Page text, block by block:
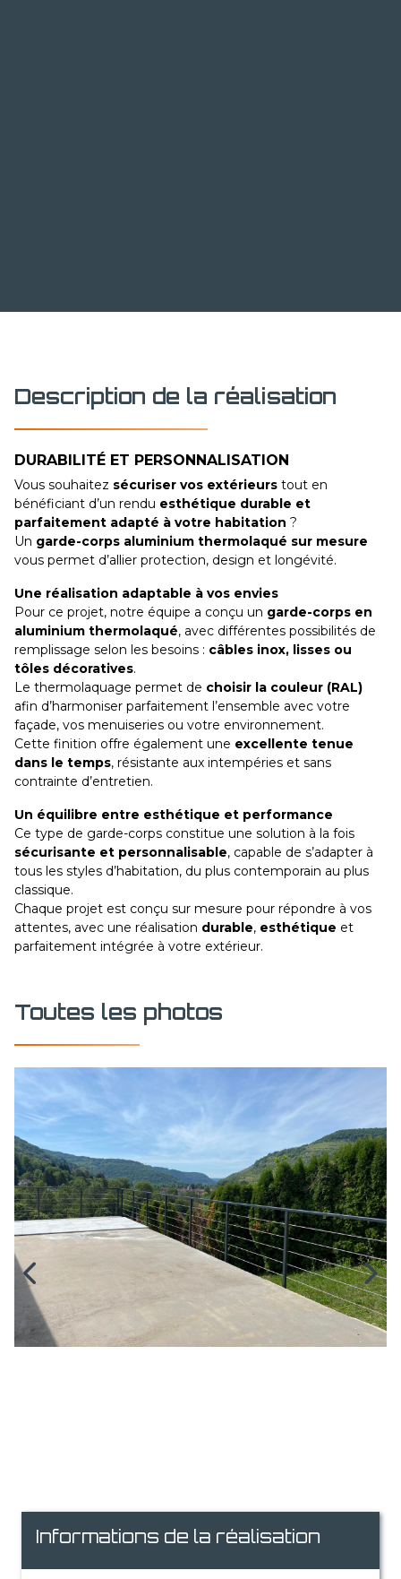
Description de la réalisation
DURABILITÉ ET PERSONNALISATION
Vous souhaitez sécuriser vos extérieurs tout en
bénéficiant d’un rendu esthétique durable et
parfaitement adapté à votre habitation ?
Un garde-corps aluminium thermolaqué sur mesure
vous permet d’allier protection, design et longévité.
Une réalisation adaptable à vos envies
Pour ce projet, notre équipe a conçu un garde-corps en
aluminium thermolaqué, avec différentes possibilités de
remplissage selon les besoins : câbles inox, lisses ou
tôles décoratives.
Le thermolaquage permet de choisir la couleur (RAL)
afin d’harmoniser parfaitement l’ensemble avec votre
façade, vos menuiseries ou votre environnement.
Cette finition offre également une excellente tenue
dans le temps, résistante aux intempéries et sans
contrainte d’entretien.
Un équilibre entre esthétique et performance
Ce type de garde-corps constitue une solution à la fois
sécurisante et personnalisable, capable de s’adapter à
tous les styles d’habitation, du plus contemporain au plus
classique.
Chaque projet est conçu sur mesure pour répondre à vos
attentes, avec une réalisation durable, esthétique et
parfaitement intégrée à votre extérieur.
Toutes les photos
Informations de la réalisation